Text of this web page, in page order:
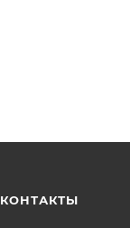
КОНТАКТЫ